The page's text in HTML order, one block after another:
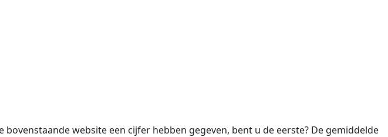
bovenstaande website een cijfer hebben gegeven, bent u de eerste? De gemiddelde